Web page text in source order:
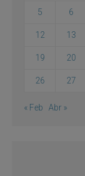
5 6
12 13
19 20
26 27
« Feb Abr »